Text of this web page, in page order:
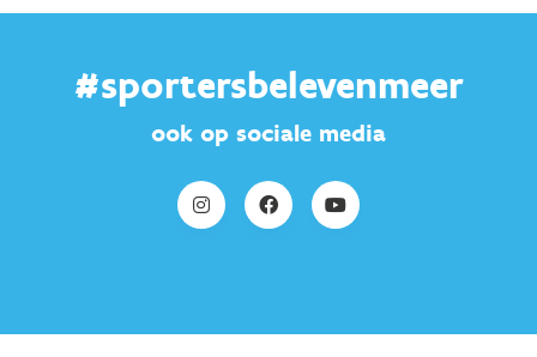
#sportersbelevenmeer
ook op sociale media